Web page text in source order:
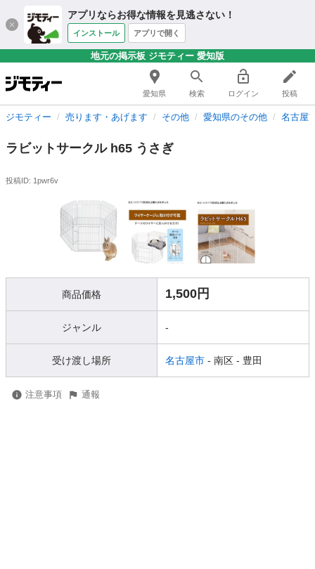
アプリならお得な情報を見逃さない！
インストール アプリで開く
地元の掲示板 ジモティー 愛知版
愛知県 検索 ログイン 投稿
ジモティー 売ります・あげます その他 愛知県のその他 名古屋
ラビットサークル h65 うさぎ
投稿ID: 1pwr6v
商品価格 1,500円
ジャンル -
受け渡し場所 名古屋市 - 南区 - 豊田
注意事項 通報